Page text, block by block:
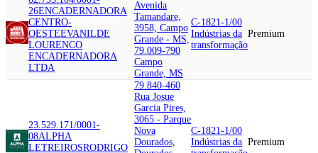
26ENCADERNADORA
CENTRO-
OESTEEVANILDE
LOURENCO
ENCADERNADORA
LTDA
Avenida
Tamandare,
3958, Campo
Grande - MS,
79.009-790
Campo
Grande, MS
C-1821-1/00
Indústrias da
transformação
Premium
23.529.171/0001-
08ALPHA
LETREIROSRODRIGO
79.840-460
Rua Josue
Garcia Pires,
3065 - Parque
Nova
Dourados,
C-1821-1/00
Indústrias da Premium